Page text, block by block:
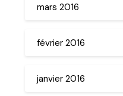
mars 2016
février 2016
janvier 2016